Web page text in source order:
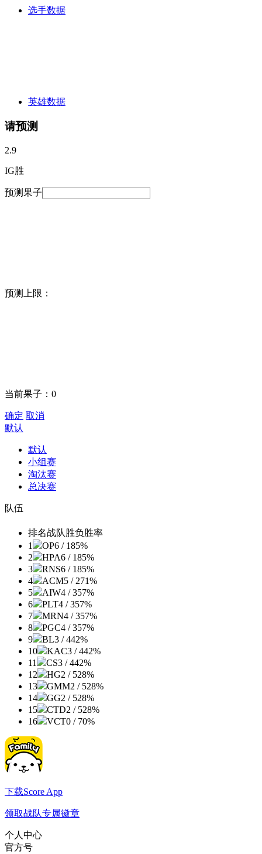
选手数据
英雄数据
请预测
2.9
IG胜
预测果子
预测上限：
当前果子： 0
确定 取消
默认
默认
小组赛
淘汰赛
总决赛
队伍
排名战队胜负胜率
1
OP6 / 185%
2
HPA6 / 185%
3
RNS6 / 185%
4
ACM5 / 271%
5
AIW4 / 357%
6
PLT4 / 357%
7
MRN4 / 357%
8
PGC4 / 357%
9
BL3 / 442%
10
KAC3 / 442%
11
CS3 / 442%
12
HG2 / 528%
13
GMM2 / 528%
14
GG2 / 528%
15
CTD2 / 528%
16
VCT0 / 70%
下载Score App
领取战队专属徽章
个人中心
官方号